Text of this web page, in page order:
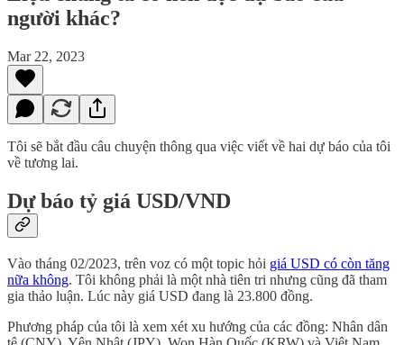
người khác?
Mar 22, 2023
Tôi sẽ bắt đầu câu chuyện thông qua việc viết về hai dự báo của tôi
về tương lai.
Dự báo tỷ giá USD/VND
Vào tháng 02/2023, trên voz có một topic hỏi giá USD có còn tăng
nữa không. Tôi không phải là một nhà tiên tri nhưng cũng đã tham
gia thảo luận. Lúc này giá USD đang là 23.800 đồng.
Phương pháp của tôi là xem xét xu hướng của các đồng: Nhân dân